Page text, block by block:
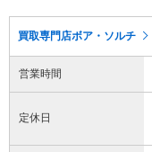
買取専門店ボア・ソルチ
営業時間
定休日